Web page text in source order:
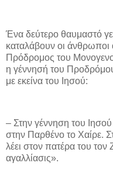
Ένα δεύτερο θαυμαστό
καταλάβουν οι άνθρωποι
Πρόδρομος του
η γέννησή του
με εκείνα του Ιησού:
– Στην γέννηση του Ιησού
στην Παρθένο το Χαίρε.
λέει στον πατέρα του τον
αγαλλίασις».